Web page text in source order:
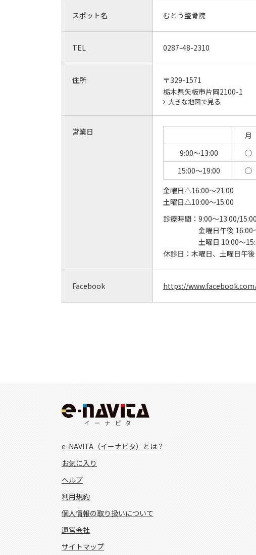
スポット名 むとう整骨院
TEL 0287-48-2310
住所
〒329-1571
栃木県矢板市片岡2100-1
大きな地図で見る
営業日 月
9:00～13:00
◯
15:00～19:00
◯
金曜日△16:00～21:00
土曜日△10:00～15:00
診療時間： 9:00～13:00/
金曜日午後 16:00
土曜日 10:00～
休診日： 木曜日、土曜日午
Facebook https://
e-NAVITA（イーナビタ）とは？
お気に入り
ヘルプ
利用規約
個人情報の取り扱いについて
運営会社
サイトマップ